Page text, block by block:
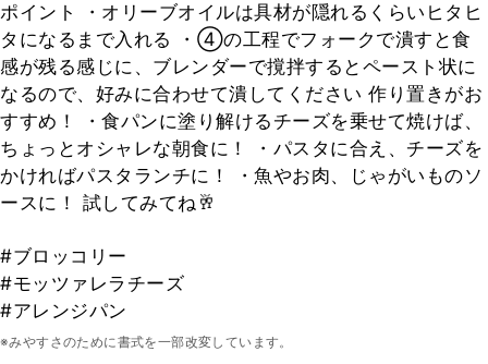
ポイント ・オリーブオイルは具材が隠れるくらいヒタヒ
タになるまで入れる ・④の工程でフォークで潰すと食
感が残る感じに、ブレンダーで撹拌するとペースト状に
なるので、好みに合わせて潰してください 作り置きがお
すすめ！ ・食パンに塗り解けるチーズを乗せて焼けば、
ちょっとオシャレな朝食に！ ・パスタに合え、チーズを
かければパスタランチに！ ・魚やお肉、じゃがいものソ
ースに！ 試してみてね🥂
#ブロッコリー
#モッツァレラチーズ
#アレンジパン
※みやすさのために書式を一部改変しています。